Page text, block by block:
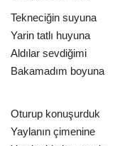
Tekneciğin suyuna
Yarin tatlı huyuna
Aldılar sevdiğimi
Bakamadım boyuna
Oturup konuşurduk
Yaylanın çimenine